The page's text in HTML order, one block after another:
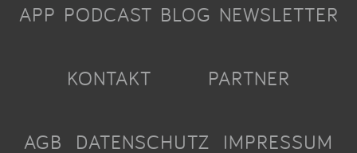
APP PODCAST BLOG NEWSLETTER
KONTAKT PARTNER
AGB DATENSCHUTZ IMPRESSUM